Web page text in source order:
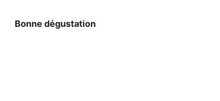
Bonne dégustation